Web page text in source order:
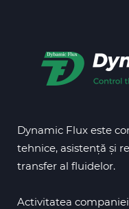
Dynamic Flux este
tehnice, asistență și
transfer al fluidelor.
Activitatea